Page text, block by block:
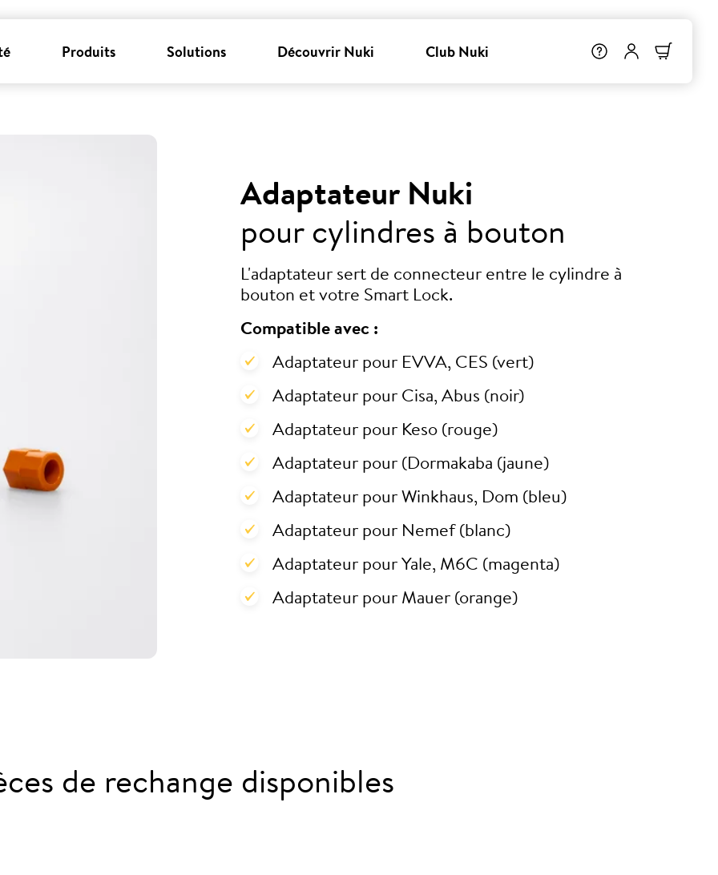
Produits Solutions Découvrir Nuki Club Nuki
Adaptateur Nuki
pour cylindres à bouton
L'adaptateur sert de connecteur entre le cylindre à
bouton et votre Smart Lock.
Compatible avec :
Adaptateur pour EVVA, CES (vert)
Adaptateur pour Cisa, Abus (noir)
Adaptateur pour Keso (rouge)
Adaptateur pour (Dormakaba (jaune)
Adaptateur pour Winkhaus, Dom (bleu)
Adaptateur pour Nemef (blanc)
Adaptateur pour Yale, M6C (magenta)
Adaptateur pour Mauer (orange)
de rechange disponibles